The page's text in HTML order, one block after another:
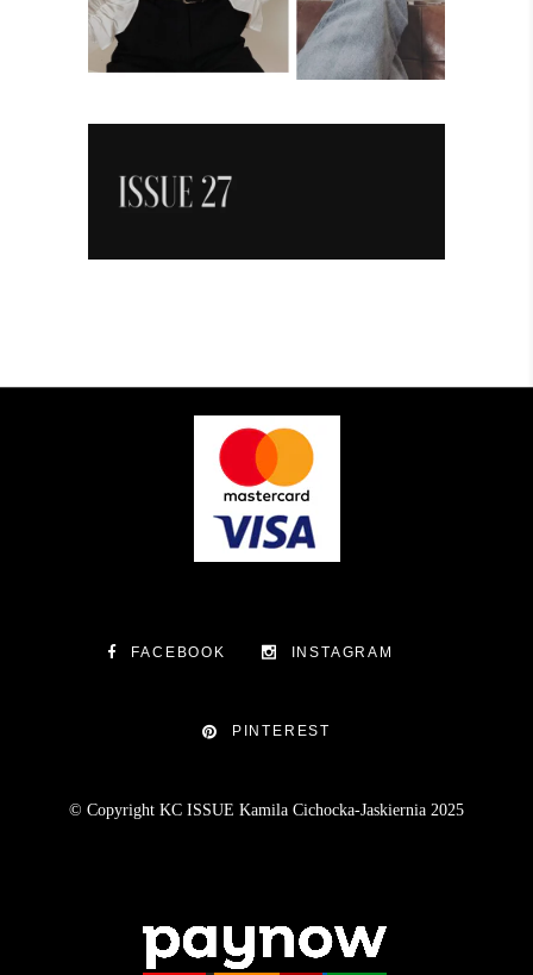
FACEBOOK INSTAGRAM
PINTEREST
© Copyright KC ISSUE Kamila Cichocka-Jaskiernia 2025